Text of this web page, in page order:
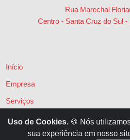
Rua Marechal
Centro - Santa Cruz do Sul -
Início
Empresa
Serviços
Financiamentos
Locações
Uso de Cookies. 🍪 Nós
sua experiência em nosso